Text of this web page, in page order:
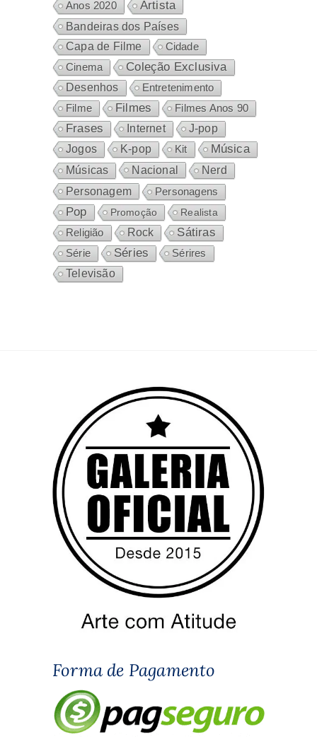
Anos 2020 Artista
Bandeiras dos Países
Capa de Filme
Cidade
Cinema
Coleção Exclusiva
Desenhos
Entretenimento
Filme
Filmes Filmes Anos 90
Frases Internet
J-pop
Jogos
K-pop Kit Música
Músicas Nacional Nerd
Personagem Personagens
Pop Promoção
Realista
Religião
Rock Sátiras
Série Séries
Sérires
Televisão
Forma de Pagamento